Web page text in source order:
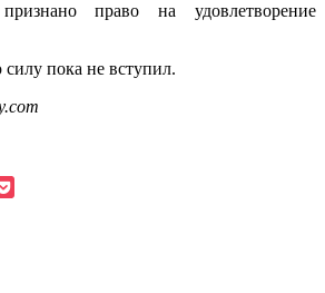
право на удовлетворение
пока не вступил.